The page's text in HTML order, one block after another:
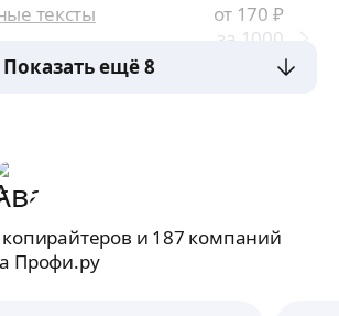
тексты от 170 ₽
за 1000
зн.
Показать ещё 8
и 187 компаний
Профи.ру